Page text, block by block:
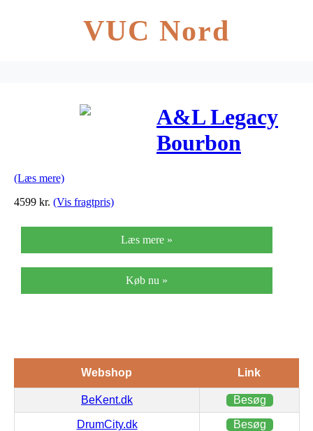
VUC Nord
A&L Legacy
Bourbon
burst
(Læs mere)
4599 kr. (Vis fragtpris)
Læs mere »
Køb nu »
Webshop Link
BeKent.dk Besøg
DrumCity.dk Besøg